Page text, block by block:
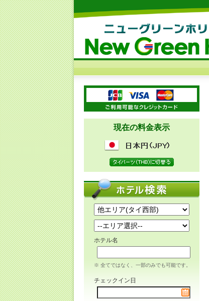
現在の料金表示
ホテル名
※ 全てではなく、一部のみでも可能です。
チェックイン日